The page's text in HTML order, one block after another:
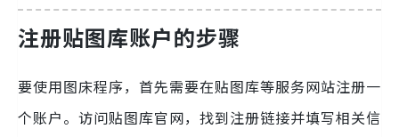
注册贴图库账户的步骤
要使用图床程序，首先需要在贴图库等服务网站注册一
个账户。访问贴图库官网，找到注册链接并填写相关信